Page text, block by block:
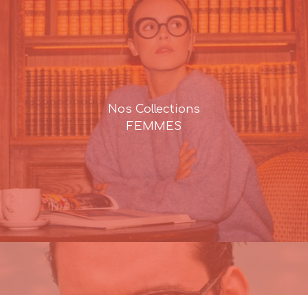
Nos Collections
FEMMES